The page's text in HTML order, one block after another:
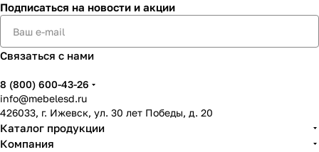
Подписаться на новости и акции
Связаться с нами
8 (800) 600-43-26
info@mebelesd.ru
426033, г. Ижевск, ул. 30 лет Победы, д. 20
Каталог продукции
Компания